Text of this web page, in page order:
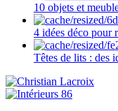
10 objets et
4 idées déco pour
Têtes de lits : des